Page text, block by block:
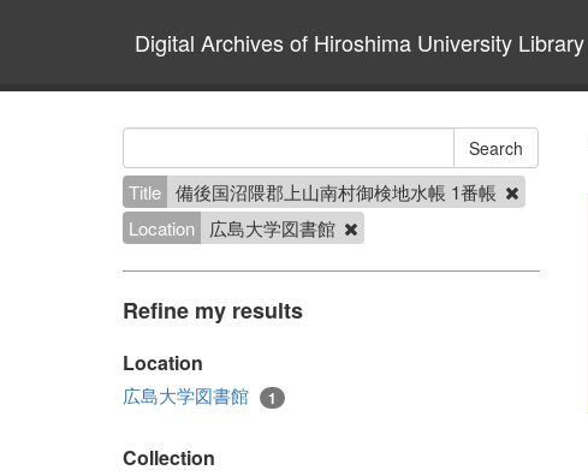
Digital Archives of Hiroshima University Library
Title 備後国沼隈郡上山南村御検地水帳 1番帳
Location
広島大学図書館
Refine my results
Location
広島大学図書館 1
Collection